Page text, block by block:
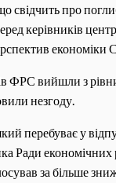
свідчить про
керівників
економіки
ФРС вийшли з
незгоду.
перебуває у
Ради економічних
за більше